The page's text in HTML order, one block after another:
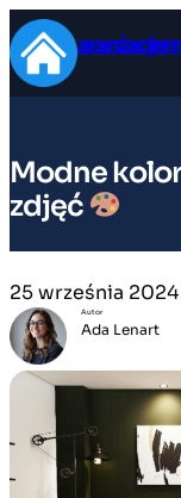
Przejdź
do
treści
Modne
zdjęć
25 września 2024
Autor
Ada Lenart